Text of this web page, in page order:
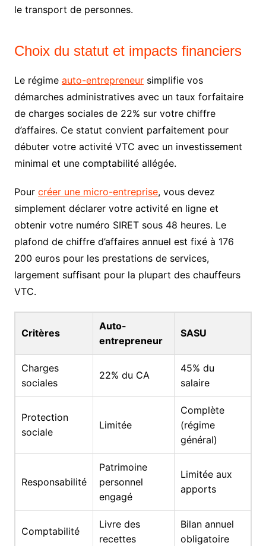
le transport de personnes.
Choix du statut et impacts financiers
Le régime auto-entrepreneursimplifie vos
démarches administratives avec un taux forfaitaire
de charges sociales de 22% sur votre chiffre
d’affaires. Ce statut convient parfaitement pour
débuter votre activité VTC avec un investissement
minimal et une comptabilité allégée.
Pour créer une micro-entreprise, vous devez
simplement déclarer votre activité en ligne et
obtenir votre numéro SIRET sous 48 heures. Le
plafond de chiffre d’affaires annuel est fixé à 176
200 euros pour les prestations de services,
largement suffisant pour la plupart des chauffeurs
VTC.
Critères
Auto-
entrepreneur
SASU
Charges
sociales
22% du CA
45% du
salaire
Protection
sociale
Limitée
Complète
(régime
général)
Responsabilité
Patrimoine
personnel
engagé
Limitée aux
apports
Comptabilité
Livre des
recettes
Bilan annuel
obligatoire